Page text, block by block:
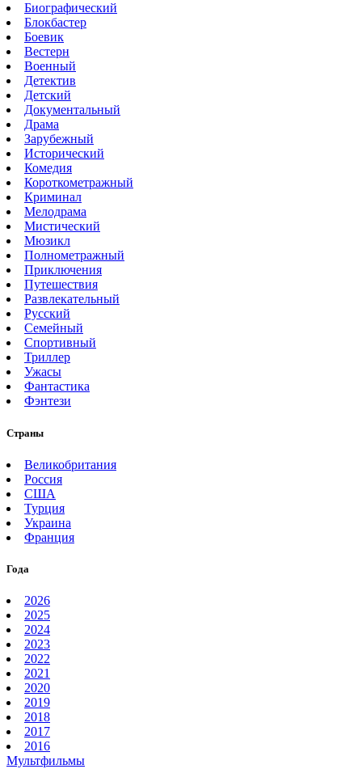
Биографический
Блокбастер
Боевик
Вестерн
Военный
Детектив
Детский
Документальный
Драма
Зарубежный
Исторический
Комедия
Короткометражный
Криминал
Мелодрама
Мистический
Мюзикл
Полнометражный
Приключения
Путешествия
Развлекательный
Русский
Семейный
Спортивный
Триллер
Ужасы
Фантастика
Фэнтези
Страны
Великобритания
Россия
США
Турция
Украина
Франция
Года
2026
2025
2024
2023
2022
2021
2020
2019
2018
2017
2016
Мультфильмы